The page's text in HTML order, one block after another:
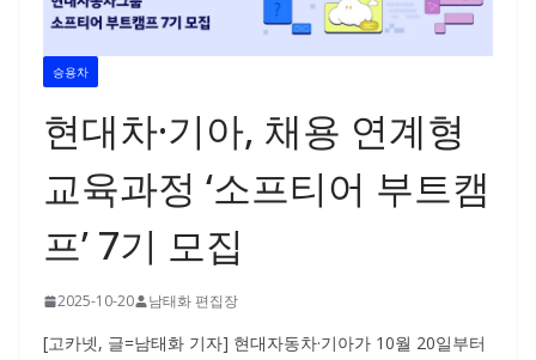
승용차
현대차·기아, 채용 연계형
교육과정 ‘소프티어 부트캠
프’ 7기 모집
2025-10-20 남태화 편집장
[고카넷, 글=남태화 기자] 현대자동차·기아가 10월 20일부터